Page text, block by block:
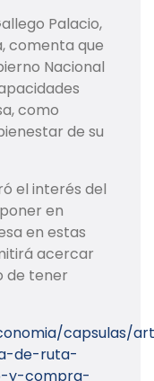
Palacio,
comenta que
Nacional
como
de su
el interés del
en
en estas
acercar
de tener
capsulas/
de-ruta-
y-compra-